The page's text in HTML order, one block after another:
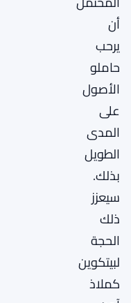
أن
يرحب
حاملو
الأصول
على
المدى
الطويل
بذلك.
سيعزز
ذلك
الحجة
لبيتكوين
كملاذ